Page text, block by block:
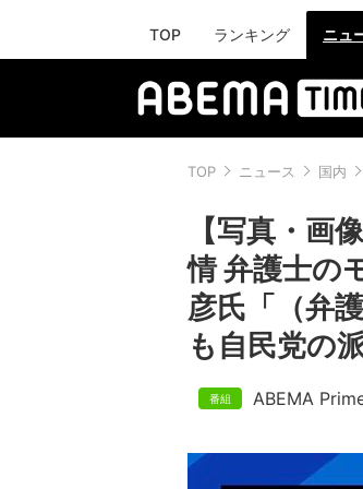
TOP ランキング ニュ
TOP ニュース 国内
【写真・
情 弁護士の
彦氏「（弁
も自民党の
ABEMA